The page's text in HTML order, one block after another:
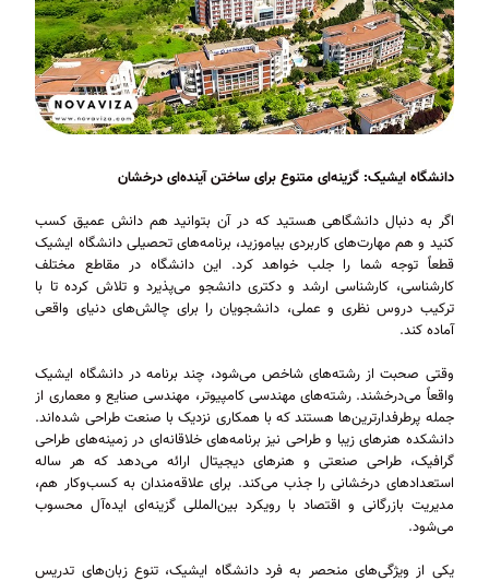
دانشگاه ایشیک: گزینه‌ای متنوع برای ساختن آینده‌ای درخشان
اگر به دنبال دانشگاهی هستید که در آن بتوانید هم دانش عمیق کسب
کنید و هم مهارت‌های کاربردی بیاموزید، برنامه‌های تحصیلی دانشگاه ایشیک
قطعاً توجه شما را جلب خواهد کرد. این دانشگاه در مقاطع مختلف
کارشناسی، کارشناسی ارشد و دکتری دانشجو می‌پذیرد و تلاش کرده تا با
ترکیب دروس نظری و عملی، دانشجویان را برای چالش‌های دنیای واقعی
آماده کند.
وقتی صحبت از رشته‌های شاخص می‌شود، چند برنامه در دانشگاه ایشیک
واقعاً می‌درخشند. رشته‌های مهندسی کامپیوتر، مهندسی صنایع و معماری از
جمله پرطرفدارترین‌ها هستند که با همکاری نزدیک با صنعت طراحی شده‌اند.
دانشکده هنرهای زیبا و طراحی نیز برنامه‌های خلاقانه‌ای در زمینه‌های طراحی
گرافیک، طراحی صنعتی و هنرهای دیجیتال ارائه می‌دهد که هر ساله
استعدادهای درخشانی را جذب می‌کند. برای علاقه‌مندان به کسب‌وکار هم،
مدیریت بازرگانی و اقتصاد با رویکرد بین‌المللی گزینه‌ای ایده‌آل محسوب
می‌شود.
یکی از ویژگی‌های منحصر به فرد دانشگاه ایشیک، تنوع زبان‌های تدریس